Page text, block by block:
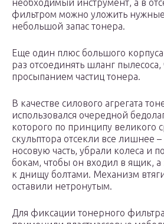
необходимый инструмент, а в
фильтром можно уложить нужные
небольшой запас тонера.
Еще один плюс большого
раз отсоединять шланг пылесоса,
просыпанием частиц тонера.
В качестве силового агрегата
использовался очередной
которого по принципу великого
скульптора отсекли все лишнее
носовую часть, убрали колеса и
бокам, чтобы он входил в ящик, а
к днищу болтами. Механизм
оставили нетронутым.
Для фиксации тонерного